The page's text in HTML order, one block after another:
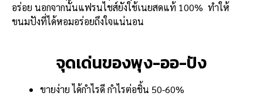
อร่อย นอกจากนั้นแฟรนไชส์ยังใช้เนยสดแท้ 100% ทำให้
ขนมปังที่ได้หอมอร่อยถึงใจแน่นอน
จุดเด่นของพุง-ออ-ปัง
ขายง่าย ได้กำไรดี กำไรต่อชิ้น 50-60%